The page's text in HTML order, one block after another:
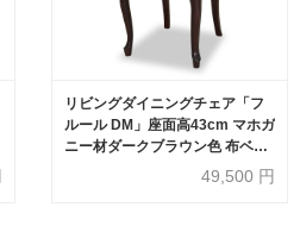
リビングダイニングチェア「フ
ルール DM」座面高43cm マホガ
ニー材ダークブラウン色 布ベー
49,500 円